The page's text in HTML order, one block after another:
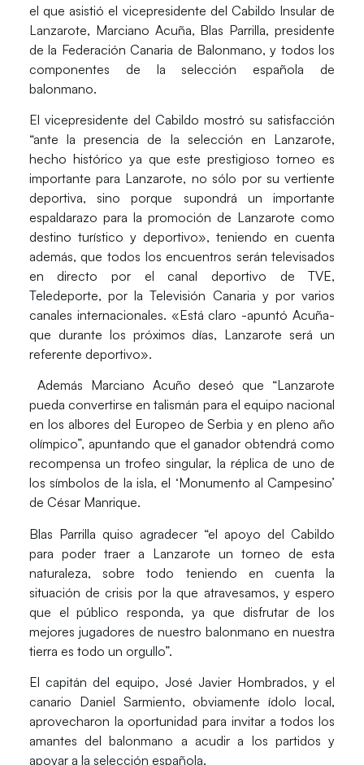
el que asistió el vicepresidente del Cabildo Insular de
Lanzarote, Marciano Acuña, Blas Parrilla, presidente
de la Federación Canaria de Balonmano, y todos los
componentes de la selección española de
balonmano.
El vicepresidente del Cabildo mostró su satisfacción
“ante la presencia de la selección en Lanzarote,
hecho histórico ya que este prestigioso torneo es
importante para Lanzarote, no sólo por su vertiente
deportiva, sino porque supondrá un importante
espaldarazo para la promoción de Lanzarote como
destino turístico y deportivo», teniendo en cuenta
además, que todos los encuentros serán televisados
en directo por el canal deportivo de TVE,
Teledeporte, por la Televisión Canaria y por varios
canales internacionales. «Está claro -apuntó Acuña-
que durante los próximos días, Lanzarote será un
referente deportivo».
Además Marciano Acuño deseó que “Lanzarote
pueda convertirse en talismán para el equipo nacional
en los albores del Europeo de Serbia y en pleno año
olímpico”, apuntando que el ganador obtendrá como
recompensa un trofeo singular, la réplica de uno de
los símbolos de la isla, el ‘Monumento al Campesino’
de César Manrique.
Blas Parrilla quiso agradecer “el apoyo del Cabildo
para poder traer a Lanzarote un torneo de esta
naturaleza, sobre todo teniendo en cuenta la
situación de crisis por la que atravesamos, y espero
que el público responda, ya que disfrutar de los
mejores jugadores de nuestro balonmano en nuestra
tierra es todo un orgullo”.
El capitán del equipo, José Javier Hombrados, y el
canario Daniel Sarmiento, obviamente ídolo local,
aprovecharon la oportunidad para invitar a todos los
amantes del balonmano a acudir a los partidos y
apoyar a la selección española.